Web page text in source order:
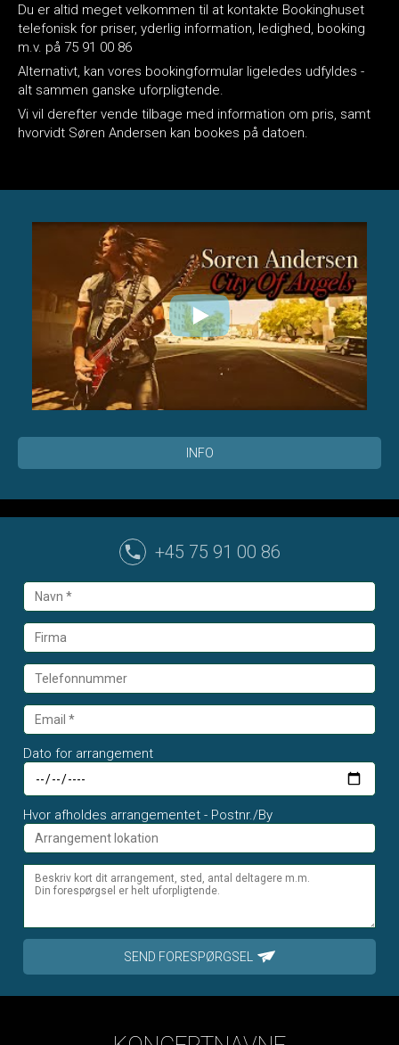
Du er altid meget velkommen til at kontakte Bookinghuset
telefonisk for priser, yderlig information, ledighed, booking
m.v. på 75 91 00 86
Alternativt, kan vores bookingformular ligeledes udfyldes -
alt sammen ganske uforpligtende.
Vi vil derefter vende tilbage med information om pris, samt
hvorvidt Søren Andersen kan bookes på datoen.
INFO
+45 75 91 00 86
Dato for arrangement
Hvor afholdes arrangementet - Postnr./By
SEND FORESPØRGSEL